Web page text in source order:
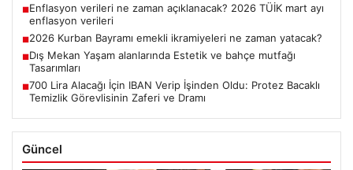
■Enflasyon verileri ne zaman açıklanacak? 2026 TÜİK mart ayı
enflasyon verileri
■2026 Kurban Bayramı emekli ikramiyeleri ne zaman yatacak?
■Dış Mekan Yaşam alanlarında Estetik ve bahçe mutfağı
Tasarımları
■700 Lira Alacağı İçin IBAN Verip İşinden Oldu: Protez Bacaklı
Temizlik Görevlisinin Zaferi ve Dramı
Güncel